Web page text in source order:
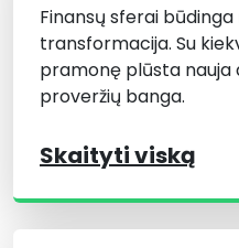
Finansų sferai
transformacija. Su
pramonę plūsta nauja
proveržių banga.
Skaityti viską